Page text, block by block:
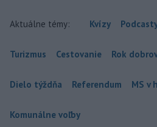
Aktuálne témy: Kvízy
Turizmus Cestovanie Rok
Dielo týždňa Referendum MS v
Komunálne voľby